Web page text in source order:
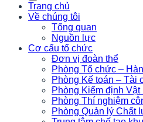
Trang chủ
Về chúng tôi
Tổng quan
Nguồn lực
Cơ cấu tổ chức
Đơn vị đoàn thể
Phòng Tổ chức –
Phòng Kế toán – Tài
Phòng Kiểm định Vật
Phòng Thí nghiệm
Phòng Quản lý Chất